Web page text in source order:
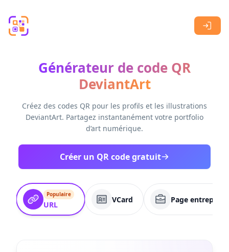
Générateur de code QR
DeviantArt
Créez des codes QR pour les profils et les illustrations
DeviantArt. Partagez instantanément votre portfolio
d’art numérique.
Créer un QR code gratuit
Populaire
URL
VCard Page entreprise